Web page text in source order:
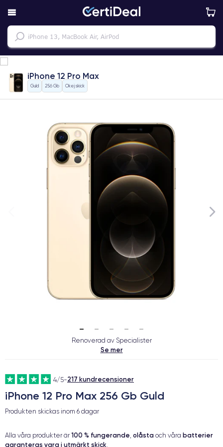
iPhone 12 Pro Max
Guld 256 Gb Okej skick
Renoverad av Specialister
Se mer
4/5-217 kundrecensioner
iPhone 12 Pro Max 256 Gb Guld
Produkten skickas inom 6 dagar
Alla våra produkter är 100 % fungerande, olåsta och våra batterier
garanteras vara i utmärkt skick.